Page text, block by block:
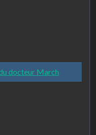
docteur March